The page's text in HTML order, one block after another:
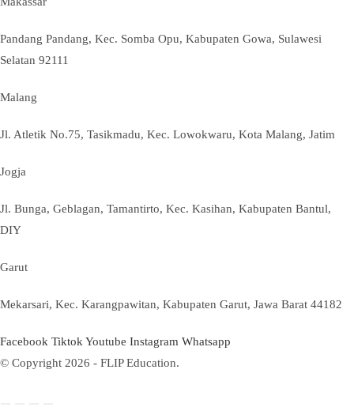
Pandang Pandang, Kec. Somba Opu, Kabupaten Gowa, Sulawesi
Selatan 92111
Malang
Jl. Atletik No.75, Tasikmadu, Kec. Lowokwaru, Kota Malang, Jatim
Jogja
Jl. Bunga, Geblagan, Tamantirto, Kec. Kasihan, Kabupaten Bantul,
DIY
Garut
Mekarsari, Kec. Karangpawitan, Kabupaten Garut, Jawa Barat 44182
Facebook TiktokYoutube Instagram Whatsapp
© Copyright 2026 - FLIP Education.